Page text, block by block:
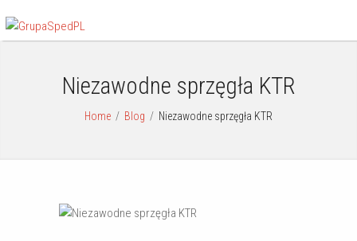
Niezawodne sprzęgła KTR
Home / Blog / Niezawodne sprzęgła KTR